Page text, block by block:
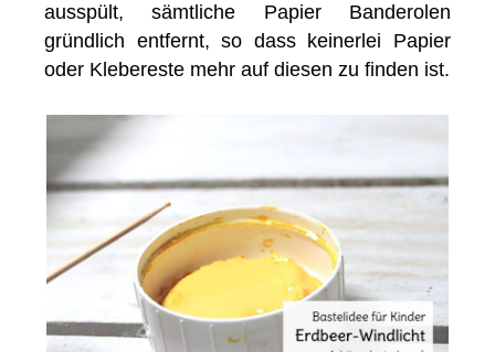
ausspült, sämtliche Papier Banderolen
gründlich entfernt, so dass keinerlei Papier
oder Klebereste mehr auf diesen zu finden ist.